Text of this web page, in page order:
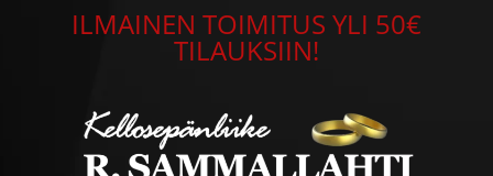
ILMAINEN TOIMITUS YLI 50€
TILAUKSIIN!